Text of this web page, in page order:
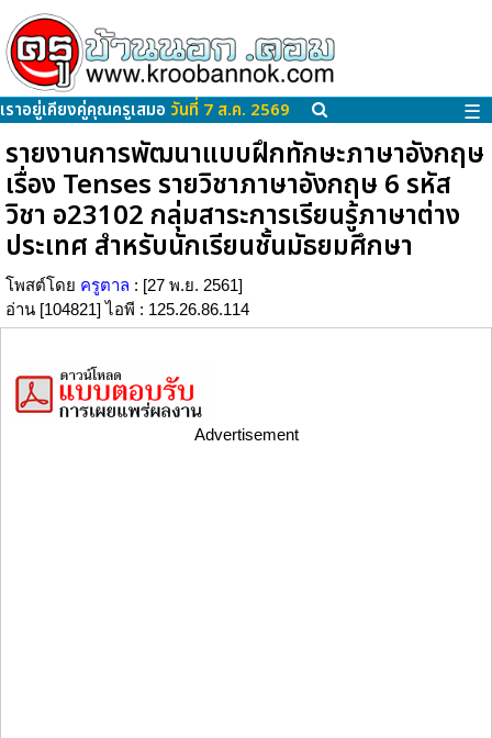
เราอยู่เคียงคู่คุณครูเสมอ วันที่ 7 ส.ค. 2569 ☰
รายงานการพัฒนาแบบฝึกทักษะภาษาอังกฤษ
เรื่อง Tenses รายวิชาภาษาอังกฤษ 6 รหัส
วิชา อ23102 กลุ่มสาระการเรียนรู้ภาษาต่าง
ประเทศ สำหรับนักเรียนชั้นมัธยมศึกษา
โพสต์โดย ครูตาล : [27 พ.ย. 2561]
อ่าน [104821] ไอพี : 125.26.86.114
Advertisement